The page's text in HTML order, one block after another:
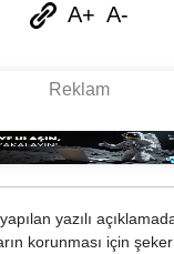
A+ A-
yazılı
korunması için